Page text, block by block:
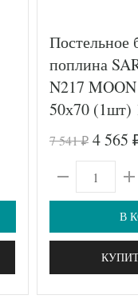
Постельное
поплина
N217
50х70 (1шт)
7 541₽ 4 565
В